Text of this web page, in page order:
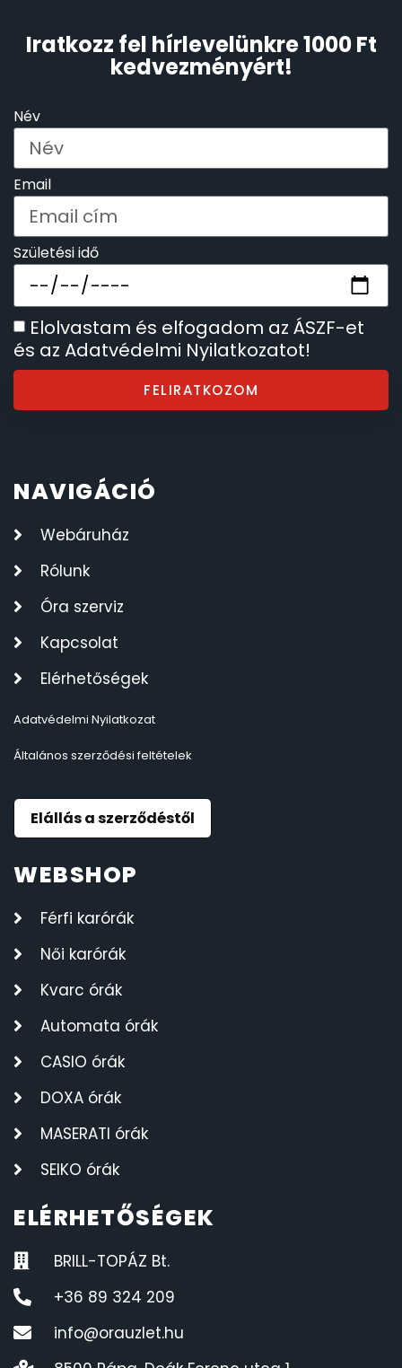
Iratkozz fel hírlevelünkre 1000 Ft
kedvezményért!
Név
Email
Születési idő
Elolvastam és elfogadom az ÁSZF-et
és az Adatvédelmi Nyilatkozatot!
FELIRATKOZOM
NAVIGÁCIÓ
Webáruház
Rólunk
Óra szerviz
Kapcsolat
Elérhetőségek
Adatvédelmi Nyilatkozat
Általános szerződési feltételek
Elállás a szerződéstől
WEBSHOP
Férfi karórák
Női karórák
Kvarc órák
Automata órák
CASIO órák
DOXA órák
MASERATI órák
SEIKO órák
ELÉRHETŐSÉGEK
BRILL-TOPÁZ Bt.
+36 89 324 209
info@orauzlet.hu